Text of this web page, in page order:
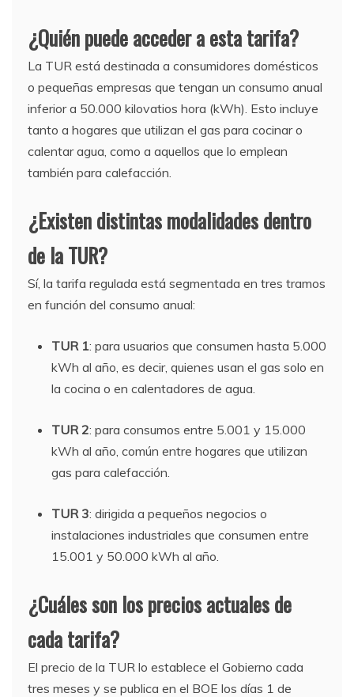
¿Quién puede acceder a esta tarifa?
La TUR está destinada a consumidores domésticos
o pequeñas empresas que tengan un consumo anual
inferior a 50.000 kilovatios hora (kWh). Esto incluye
tanto a hogares que utilizan el gas para cocinar o
calentar agua, como a aquellos que lo emplean
también para calefacción.
¿Existen distintas modalidades dentro
de la TUR?
Sí, la tarifa regulada está segmentada en tres tramos
en función del consumo anual:
TUR 1: para usuarios que consumen hasta 5.000
kWh al año, es decir, quienes usan el gas solo en
la cocina o en calentadores de agua.
TUR 2: para consumos entre 5.001 y 15.000
kWh al año, común entre hogares que utilizan
gas para calefacción.
TUR 3: dirigida a pequeños negocios o
instalaciones industriales que consumen entre
15.001 y 50.000 kWh al año.
¿Cuáles son los precios actuales de
cada tarifa?
El precio de la TUR lo establece el Gobierno cada
tres meses y se publica en el BOE los días 1 de